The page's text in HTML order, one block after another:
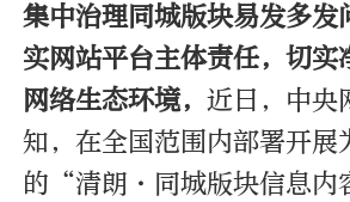
集中治理同城版块易发多发
实网站平台主体责任，切实
网络生态环境，近日，中央
知，在全国范围内部署开展
的“清朗·同城版块信息内